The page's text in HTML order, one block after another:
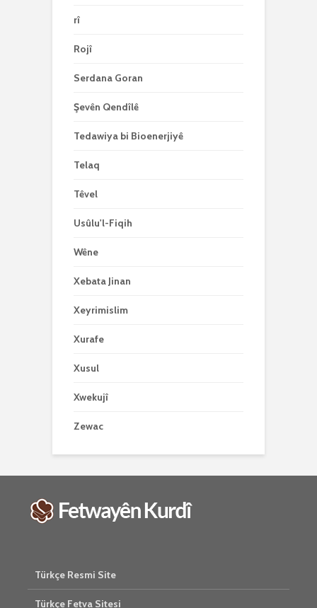
rî
Rojî
Serdana Goran
Şevên Qendîlê
Tedawiya bi Bioenerjiyê
Telaq
Têvel
Usûlu'l-Fiqih
Wêne
Xebata Jinan
Xeyrimislim
Xurafe
Xusul
Xwekujî
Zewac
Türkçe Resmi Site
Türkçe Fetva Sitesi